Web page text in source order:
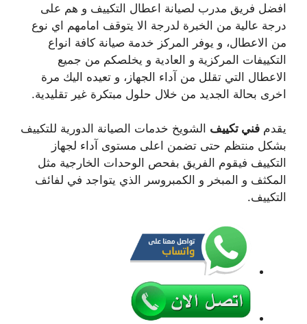
افضل فريق مدرب لصيانة اعطال التكييف و هم على
درجة عالية من الخبرة لدرجة الا يتوقف امامهم اي نوع
من الاعطال، و يوفر المركز خدمة صيانة كافة انواع
التكييفات المركزية و العادية و يخلصكم من جميع
الاعطال التي تقلل من آداء الجهاز، و تعيده اليك مرة
اخرى بحالة الجديد من خلال حلول مبتكرة غير تقليدية.
يقدم فني تكييف الشويخ خدمات الصيانة الدورية للتكييف
بشكل منتظم حتى تضمن اعلى مستوى آداء لجهاز
التكييف فيقوم الفريق بفحص الوحدات الخارجية مثل
المكثف و المبخر و الكمبروسر الذي يتواجد في لفائف
التكييف.